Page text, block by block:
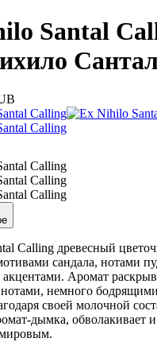
Santal
Calling ​древесный
сандала, нотами
Аромат
немного
своей молочной
дымка, обволакивает и